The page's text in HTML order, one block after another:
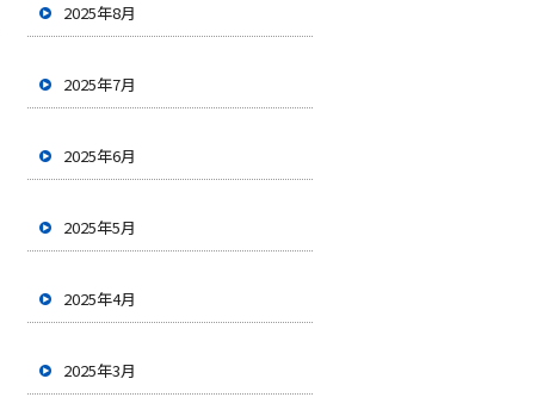
2025年8月
2025年7月
2025年6月
2025年5月
2025年4月
2025年3月